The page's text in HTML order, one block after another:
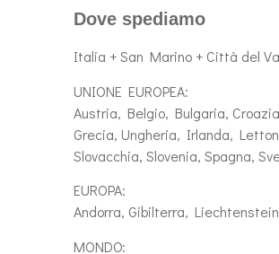
Dove spediamo
Italia + San Marino + Città del
UNIONE EUROPEA:
Austria, Belgio, Bulgaria,
Grecia, Ungheria, Irlanda,
Slovacchia, Slovenia, Spagna,
EUROPA:
Andorra, Gibilterra,
MONDO: